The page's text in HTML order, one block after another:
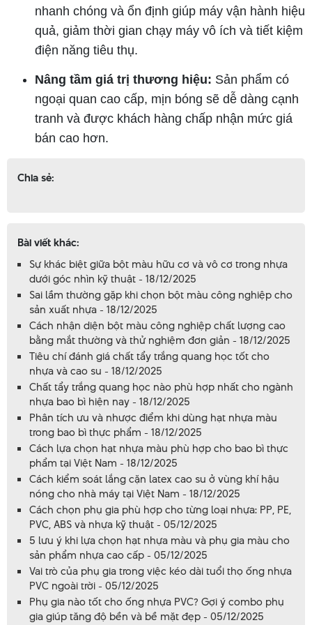
nhanh chóng và ổn định giúp máy vận hành hiệu
quả, giảm thời gian chạy máy vô ích và tiết kiệm
điện năng tiêu thụ.
Nâng tầm giá trị thương hiệu: Sản phẩm có
ngoại quan cao cấp, mịn bóng sẽ dễ dàng cạnh
tranh và được khách hàng chấp nhận mức giá
bán cao hơn.
Chia sẻ:
Bài viết khác:
Sự khác biệt giữa bột màu hữu cơ và vô cơ trong nhựa
dưới góc nhìn kỹ thuật - 18/12/2025
Sai lầm thường gặp khi chọn bột màu công nghiệp cho
sản xuất nhựa - 18/12/2025
Cách nhận diện bột màu công nghiệp chất lượng cao
bằng mắt thường và thử nghiệm đơn giản - 18/12/2025
Tiêu chí đánh giá chất tẩy trắng quang học tốt cho
nhựa và cao su - 18/12/2025
Chất tẩy trắng quang học nào phù hợp nhất cho ngành
nhựa bao bì hiện nay - 18/12/2025
Phân tích ưu và nhược điểm khi dùng hạt nhựa màu
trong bao bì thực phẩm - 18/12/2025
Cách lựa chọn hạt nhựa màu phù hợp cho bao bì thực
phẩm tại Việt Nam - 18/12/2025
Cách kiểm soát lắng cặn latex cao su ở vùng khí hậu
nóng cho nhà máy tại Việt Nam - 18/12/2025
Cách chọn phụ gia phù hợp cho từng loại nhựa: PP, PE,
PVC, ABS và nhựa kỹ thuật - 05/12/2025
5 lưu ý khi lựa chọn hạt nhựa màu và phụ gia màu cho
sản phẩm nhựa cao cấp - 05/12/2025
Vai trò của phụ gia trong việc kéo dài tuổi thọ ống nhựa
PVC ngoài trời - 05/12/2025
Phụ gia nào tốt cho ống nhựa PVC? Gợi ý combo phụ
gia giúp tăng độ bền và bề mặt đẹp - 05/12/2025